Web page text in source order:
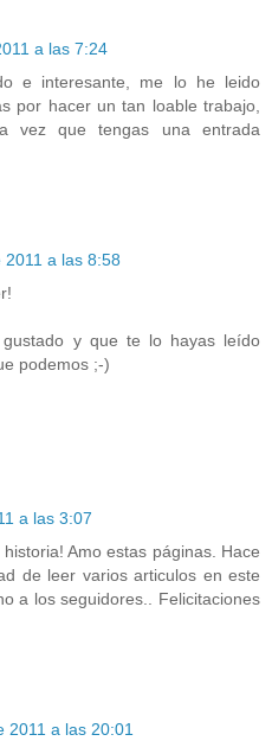
a las 7:24
e interesante, me lo he leido
por hacer un tan loable trabajo,
vez que tengas una entrada
a las 8:58
y que te lo hayas leído
podemos ;-)
a las 3:07
Amo estas páginas. Hace
de leer varios articulos en este
a los seguidores.. Felicitaciones
2011 a las 20:01